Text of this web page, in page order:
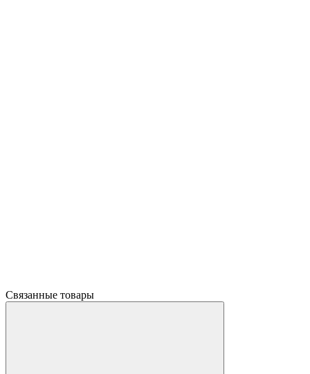
Связанные товары